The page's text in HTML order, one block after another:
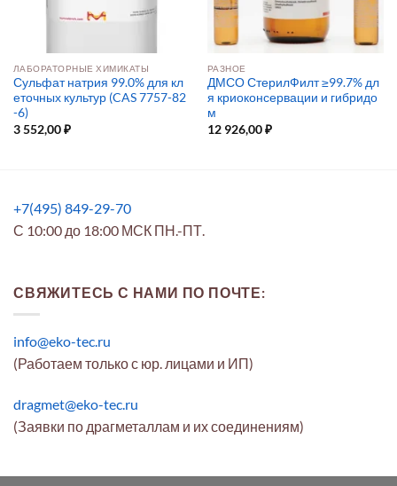
ЛАБОРАТОРНЫЕ ХИМИКАТЫ
Сульфат натрия 99.0% для кл
еточных культур (CAS 7757-82
-6)
3 552,00₽
РАЗНОЕ
ДМСО СтерилФилт ≥99.7% дл
я криоконсервации и гибридо
м
12 926,00₽
+7(495) 849-29-70
С 10:00 до 18:00 МСК ПН.-ПТ.
СВЯЖИТЕСЬ С НАМИ ПО ПОЧТЕ:
info@eko-tec.ru
(Работаем только с юр. лицами и ИП)
dragmet@eko-tec.ru
(Заявки по драгметаллам и их соединениям)